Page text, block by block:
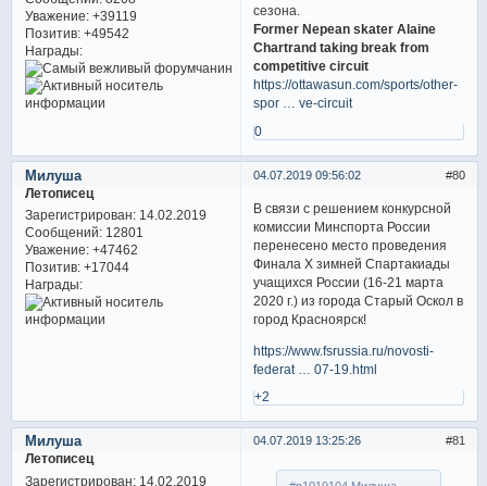
Уважение: +39119
Позитив: +49542
Награды:
сезона.
Former Nepean skater Alaine
Chartrand taking break from
competitive circuit
https://ottawasun.com/sports/other-
spor … ve-circuit
0
80
04.07.2019 09:56:02
Милуша
Летописец
Зарегистрирован: 14.02.2019
Сообщений:12801
Уважение: +47462
Позитив: +17044
Награды:
В связи с решением конкурсной
комиссии Минспорта России
перенесено место проведения
Финала Х зимней Спартакиады
учащихся России (16-21 марта
2020 г.) из города Старый Оскол в
город Красноярск!
https://www.fsrussia.ru/novosti-
federat … 07-19.html
+2
81
04.07.2019 13:25:26
Милуша
Летописец
Зарегистрирован: 14.02.2019